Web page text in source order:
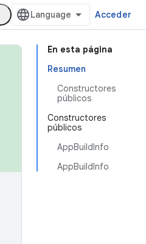
Acceder
En esta página
Resumen
Constructores
públicos
Constructores
públicos
AppBuildInfo
AppBuildInfo